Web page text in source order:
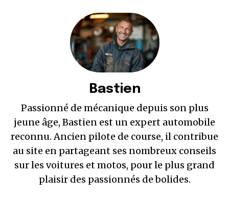
Bastien
Passionné de mécanique depuis son plus
jeune âge, Bastien est un expert automobile
reconnu. Ancien pilote de course, il contribue
au site en partageant ses nombreux conseils
sur les voitures et motos, pour le plus grand
plaisir des passionnés de bolides.